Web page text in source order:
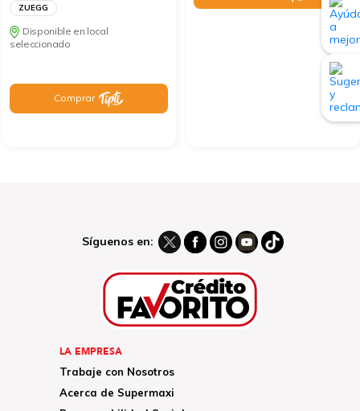
ZUEGG
Disponible en local
seleccionado
Comprar
Síguenos en:
LA EMPRESA
Trabaje con Nosotros
Acerca de Supermaxi